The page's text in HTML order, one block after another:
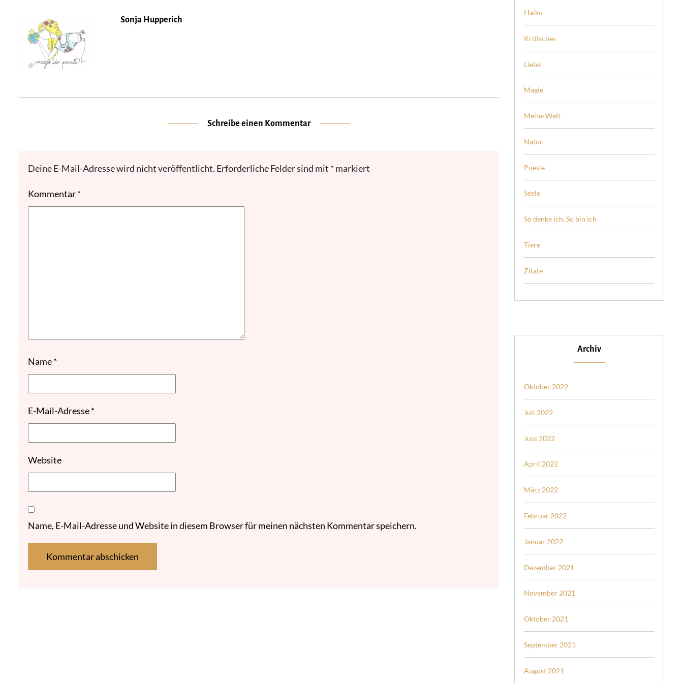
Sonja Hupperich
Schreibe einen Kommentar
Deine E-Mail-Adresse wird nicht veröffentlicht. Erforderliche Felder sind mit *markiert
Kommentar*
Name*
E-Mail-Adresse*
Website
Name, E-Mail-Adresse und Website in diesem Browser für meinen nächsten Kommentar speichern.
Haiku
Kritisches
Liebe
Magie
Meine Welt
Natur
Poesie
Seele
So denke ich. So bin ich
Tiere
Zitate
Archiv
Oktober 2022
Juli 2022
Juni 2022
April 2022
März 2022
Februar 2022
Januar 2022
Dezember 2021
November 2021
Oktober 2021
September 2021
August 2021